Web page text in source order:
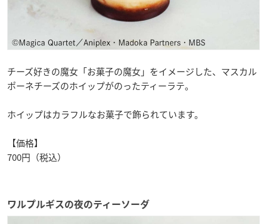
チーズ好きの魔女「お菓子の魔女」をイメージした、マスカル
ポーネチーズのホイップがのったティーラテ。
ホイップはカラフルなお菓子で飾られています。
【価格】
700円（税込）
ワルプルギスの夜のティーソーダ